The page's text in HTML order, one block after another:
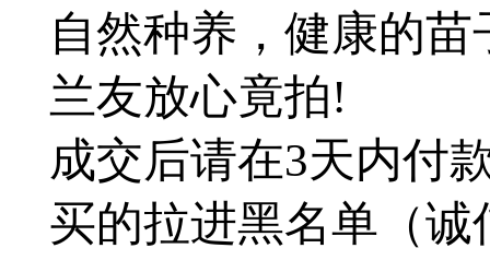
自然种养，健康的
兰友放心竟拍!
成交后请在3天内付
买的拉进黑名单（